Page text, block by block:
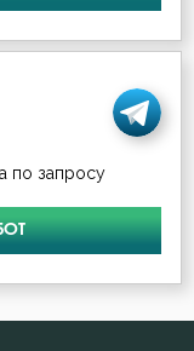
по запросу